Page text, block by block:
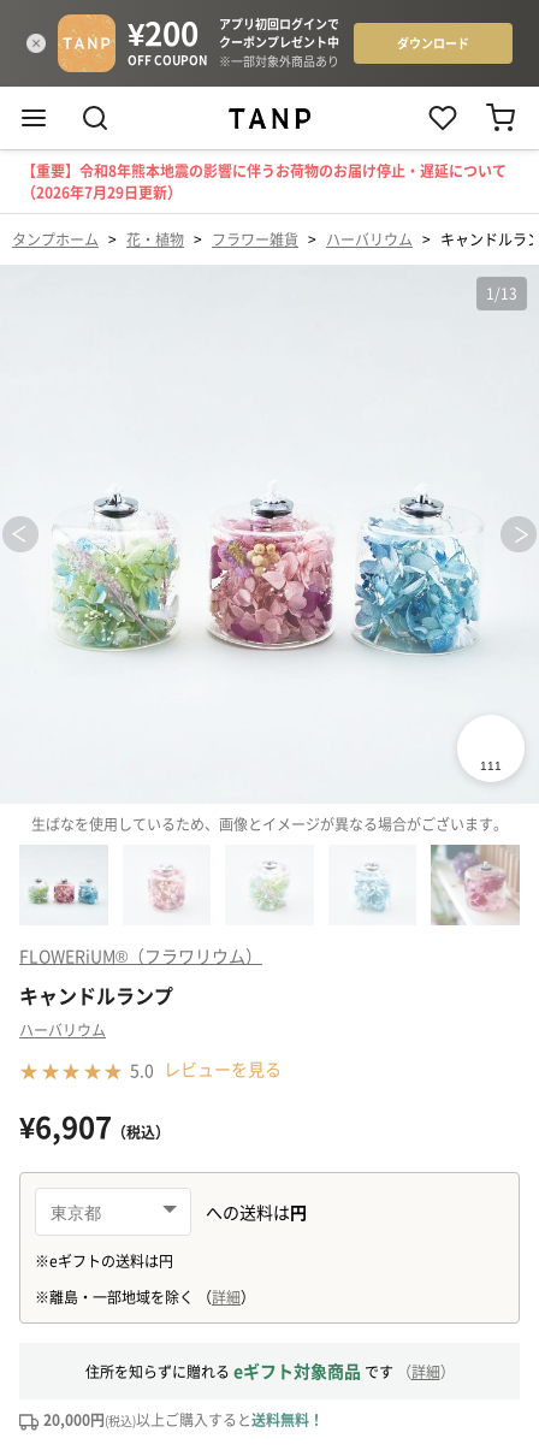
【重要】令和8年熊本地震の影響に伴うお荷物のお届け停止・遅延について
（2026年7月29日更新）
タンプホーム > 花・植物 > フラワー雑貨 > ハーバリウム > キャンドルラ
1 /13
生ばなを使用しているため、画像とイメージが異なる場合がございます。
FLOWERiUM®（フラワリウム）
キャンドルランプ
ハーバリウム
5.0 レビューを見る
¥6,907 （税込）
住所を知らずに贈れる eギフト対象商品 です （詳細）
20,000円(税込)以上ご購入すると送料無料！